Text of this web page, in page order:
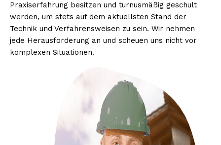
Praxiserfahrung besitzen und turnusmäßig geschult
werden, um stets auf dem aktuellsten Stand der
Technik und Verfahrensweisen zu sein. Wir nehmen
jede Herausforderung an und scheuen uns nicht vor
komplexen Situationen.